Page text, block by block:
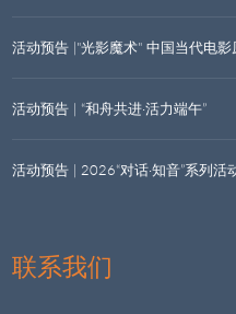
活动预告 |"光影魔术" 中国当代电影
活动预告 | “和舟共进·活力端午”
活动预告 | 2026“对话·知音”系列活
联系我们